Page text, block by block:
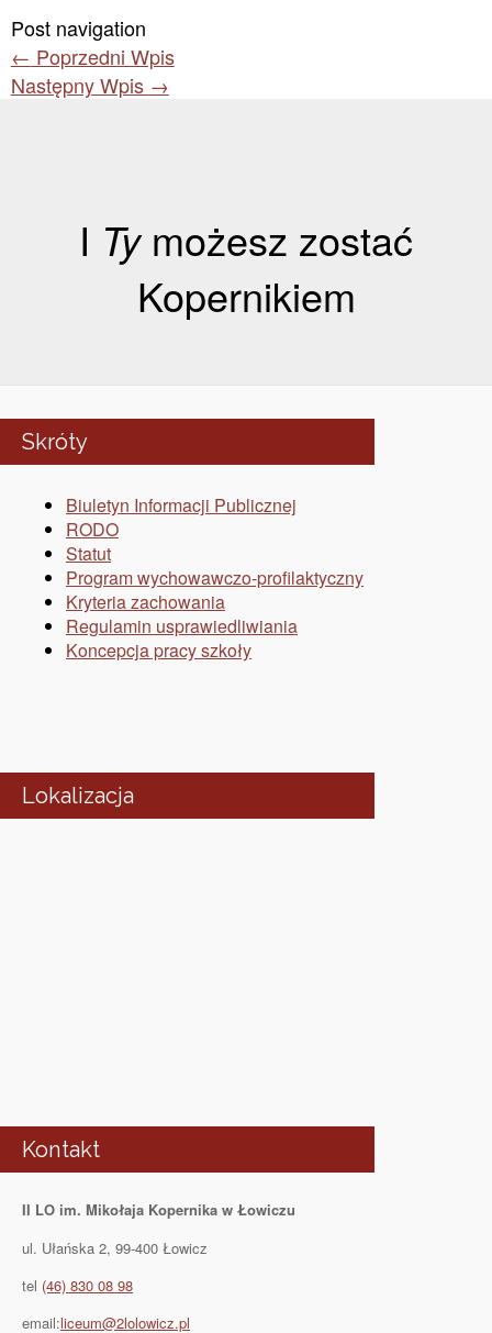
Post navigation
← Poprzedni Wpis
Następny Wpis →
I Tymożesz zostać
Kopernikiem
Skróty
Biuletyn Informacji Publicznej
RODO
Statut
Program wychowawczo-profilaktyczny
Kryteria zachowania
Regulamin usprawiedliwiania
Koncepcja pracy szkoły
Lokalizacja
Kontakt
II LO im. Mikołaja Kopernika w Łowiczu
ul. Ułańska 2, 99-400 Łowicz
tel (46) 830 08 98
email:liceum@2lolowicz.pl